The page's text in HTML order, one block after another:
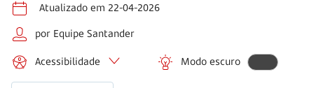
Atualizado em 22-04-2026
por Equipe Santander
Acessibilidade Modo escuro